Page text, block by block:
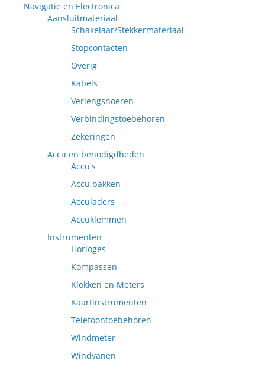
Navigatie en Electronica
Aansluitmateriaal
Schakelaar/Stekkermateriaal
Stopcontacten
Overig
Kabels
Verlengsnoeren
Verbindingstoebehoren
Zekeringen
Accu en benodigdheden
Accu's
Accu bakken
Acculaders
Accuklemmen
Instrumenten
Horloges
Kompassen
Klokken en Meters
Kaartinstrumenten
Telefoontoebehoren
Windmeter
Windvanen